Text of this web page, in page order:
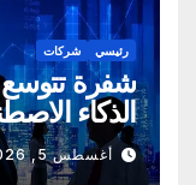
رئيسي شركات
شفرة
الذكاء
أغسطس 5, 2026